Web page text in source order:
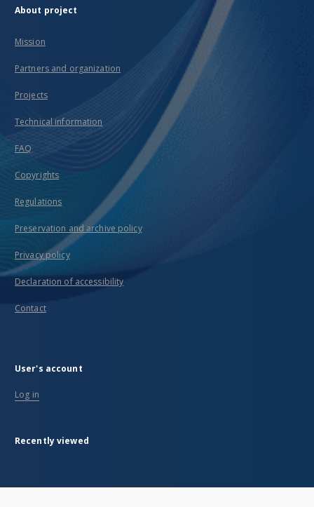
About project
Mission
Partners and organization
Projects
Technical information
FAQ
Copyrights
Regulations
Preservation and archive policy
Privacy policy
Declaration of accessibility
Contact
User's account
Log in
Recently viewed